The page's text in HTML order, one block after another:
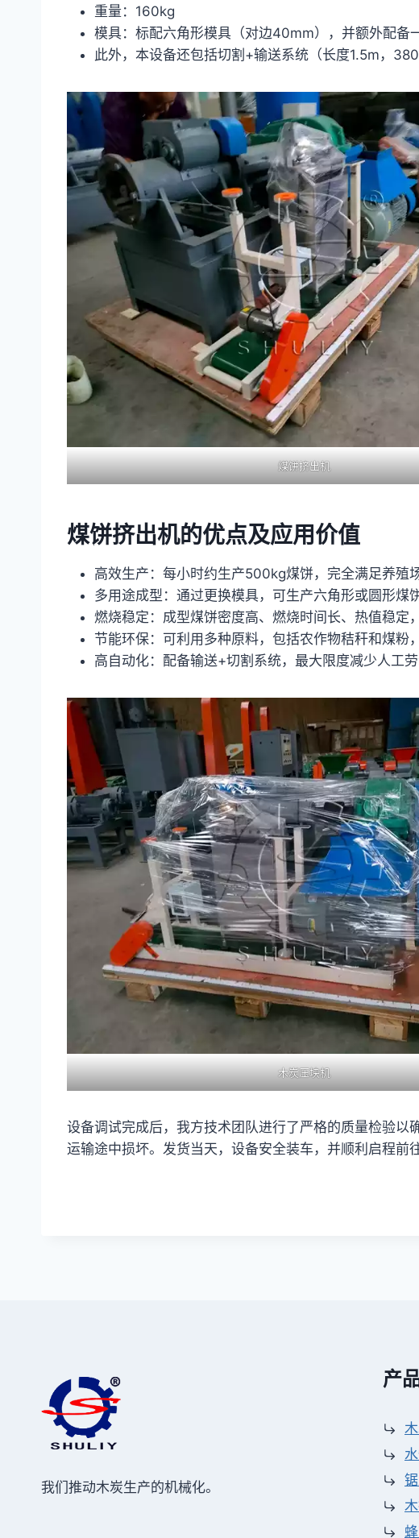
重量：160kg
模具：标配六角形模具（对边40mm），并额外配备
此外，本设备还包括切割+输送系统（长度1.5m，
煤饼挤出机
煤饼挤出机的优点及应用价值
高效生产：每小时约生产500kg煤饼，完全满足养殖
多用途成型：通过更换模具，可生产六角形或圆形煤
燃烧稳定：成型煤饼密度高、燃烧时间长、热值稳定
节能环保：可利用多种原料，包括农作物秸秆和煤粉
高自动化：配备输送+切割系统，最大限度减少人工
木炭压块机
设备调试完成后，我方技术团队进行了严格的质量检验以
运输途中损坏。发货当天，设备安全装车，并顺利启程前
我们推动木炭生产的机械化。
产